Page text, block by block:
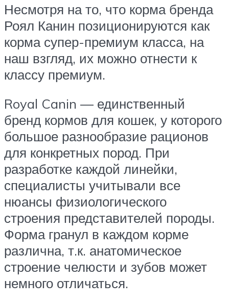
Несмотря на то, что корма бренда
Роял Канин позиционируются как
корма супер-премиум класса, на
наш взгляд, их можно отнести к
классу премиум.
Royal Canin — единственный
бренд кормов для кошек, у которого
большое разнообразие рационов
для конкретных пород. При
разработке каждой линейки,
специалисты учитывали все
нюансы физиологического
строения представителей породы.
Форма гранул в каждом корме
различна, т.к. анатомическое
строение челюсти и зубов может
немного отличаться.